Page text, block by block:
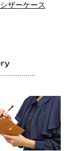
シザーケース